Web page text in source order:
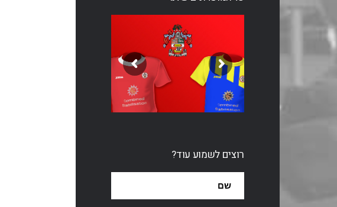
רוצים לשמוע עוד?